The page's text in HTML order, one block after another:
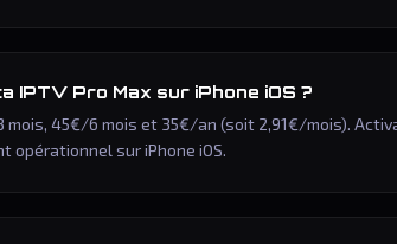
IPTV Pro Max sur iPhone iOS ?
mois, 45€/6 mois et 35€/an (soit 2,91€/mois).
opérationnel sur iPhone iOS.